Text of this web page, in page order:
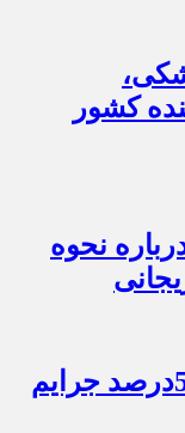
کشور
نحوه
هوش مصنوعی، بستر وقوع 55درصد جرایم